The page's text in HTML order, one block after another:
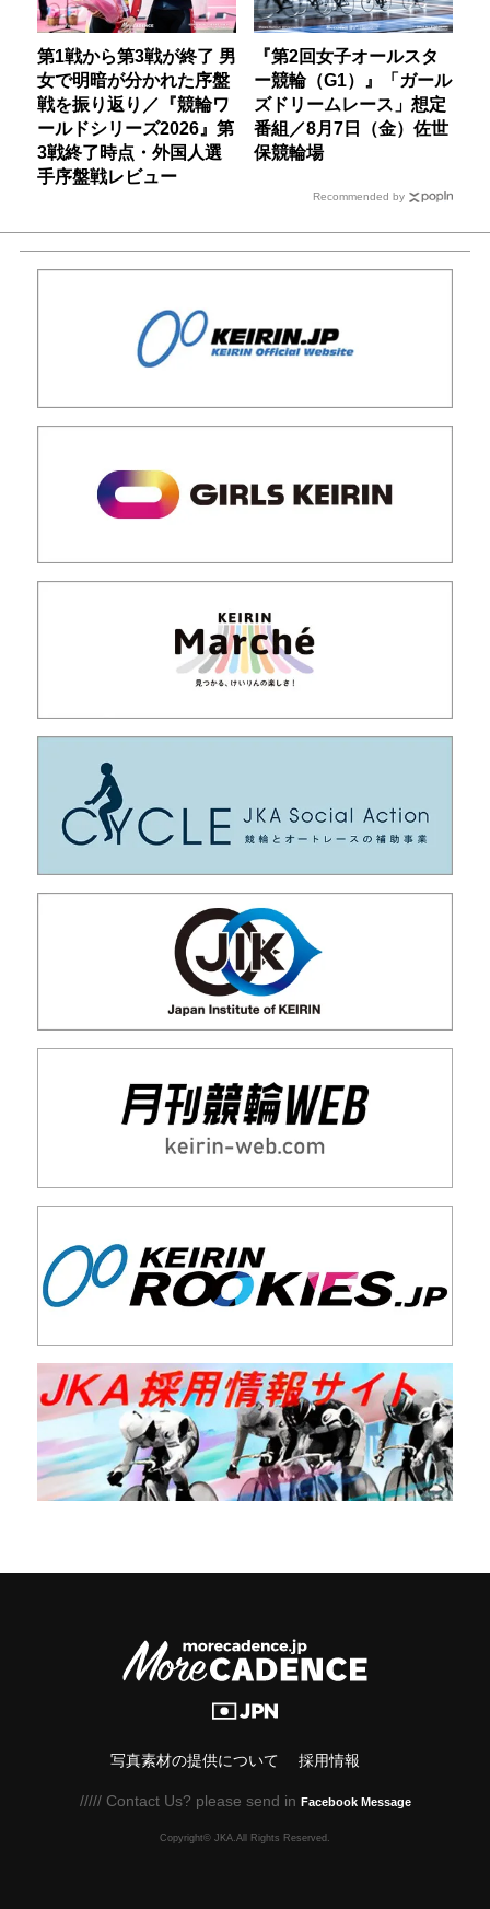
第1戦から第3戦が終了 男
女で明暗が分かれた序盤
戦を振り返り／『競輪ワ
ールドシリーズ2026』第
3戦終了時点・外国人選
手序盤戦レビュー
『第2回女子オールスタ
ー競輪（G1）』「ガール
ズドリームレース」想定
番組／8月7日（金）佐世
保競輪場
Recommended by
写真素材の提供について 採用情報
///// Contact Us? please send in Facebook Message
Copyright© JKA.All Rights Reserved.